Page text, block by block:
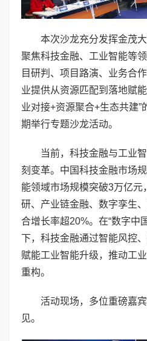
本次沙龙充分发挥金茂
聚焦科技金融、工业智能等
目研判、项目路演、业务合
业提供从资源匹配到落地赋
业对接+资源聚合+生态共建”
期举行专题沙龙活动。
当前，科技金融与工业
刻变革。中国科技金融市场
能领域市场规模突破3万亿元
研、产业链金融、数字孪生
合增长率超20%。在“数字中
下，科技金融通过智能风控
赋能工业智能升级，推动工
重构。
活动现场，多位重磅嘉
见。